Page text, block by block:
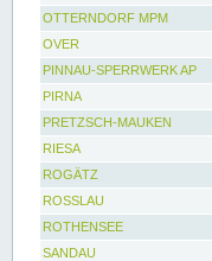
OTTERNDORF MPM
OVER
PINNAU-SPERRWERK AP
PIRNA
PRETZSCH-MAUKEN
RIESA
ROGÄTZ
ROSSLAU
ROTHENSEE
SANDAU